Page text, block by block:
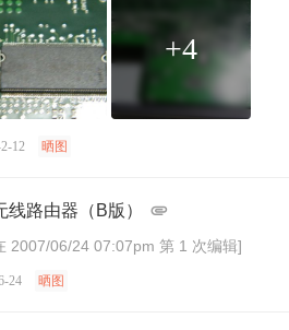
+4
12 晒图
路由器（B版）
2007/06/24 07:07pm 第 1 次编辑]
24 晒图